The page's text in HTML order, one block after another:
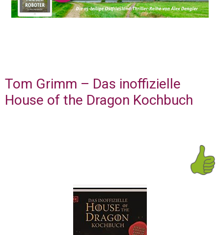
Tom Grimm – Das inoffizielle
House of the Dragon Kochbuch